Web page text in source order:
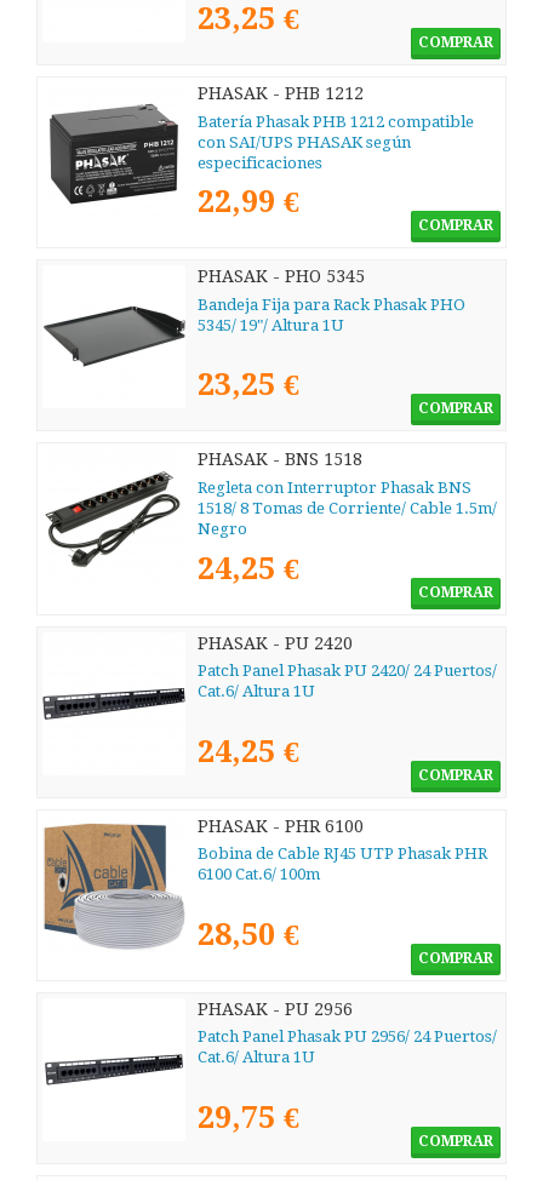
23,25 €
COMPRAR
PHASAK - PHB 1212
Batería Phasak PHB 1212 compatible
con SAI/UPS PHASAK según
especificaciones
22,99 €
COMPRAR
PHASAK - PHO 5345
Bandeja Fija para Rack Phasak PHO
5345/ 19"/ Altura 1U
23,25 €
COMPRAR
PHASAK - BNS 1518
Regleta con Interruptor Phasak BNS
1518/ 8 Tomas de Corriente/ Cable 1.5m/
Negro
24,25 €
COMPRAR
PHASAK - PU 2420
Patch Panel Phasak PU 2420/ 24 Puertos/
Cat.6/ Altura 1U
24,25 €
COMPRAR
PHASAK - PHR 6100
Bobina de Cable RJ45 UTP Phasak PHR
6100 Cat.6/ 100m
28,50 €
COMPRAR
PHASAK - PU 2956
Patch Panel Phasak PU 2956/ 24 Puertos/
Cat.6/ Altura 1U
29,75 €
COMPRAR